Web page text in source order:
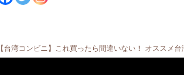
【台湾コンビニ】これ買ったら間違いない！ オススメ